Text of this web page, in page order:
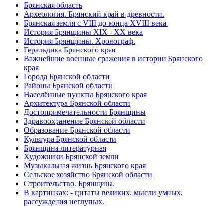
Брянская область
Археология. Брянский край в древности.
Брянская земля с VIII до конца XVIII века.
История Брянщины XIX - XX века
История Брянщины. Хронограф.
Геральдика Брянского края
Важнейшие военные сражения в истории Брянского
края
Города Брянской области
Районы Брянской области
Населённые пункты Брянского края
Архитектура Брянской области
Достопримечательности Брянщины
Здравоохранение Брянской области
Образование Брянской области
Культура Брянской области
Брянщина литературная
Художники Брянской земли
Музыкальная жизнь Брянского края
Сельское хозяйство Брянской области
Строительство. Брянщина.
В картинках: - цитаты великих, мысли умных,
рассуждения неглупых.